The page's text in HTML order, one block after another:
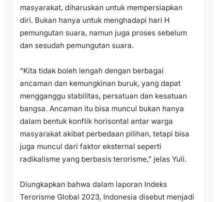
masyarakat, diharuskan untuk mempersiapkan
diri. Bukan hanya untuk menghadapi hari H
pemungutan suara, namun juga proses sebelum
dan sesudah pemungutan suara.
“Kita tidak boleh lengah dengan berbagai
ancaman dan kemungkinan buruk, yang dapat
mengganggu stabilitas, persatuan dan kesatuan
bangsa. Ancaman itu bisa muncul bukan hanya
dalam bentuk konflik horisontal antar warga
masyarakat akibat perbedaan pilihan, tetapi bisa
juga muncul dari faktor eksternal seperti
radikalisme yang berbasis terorisme,” jelas Yuli.
Diungkapkan bahwa dalam laporan Indeks
Terorisme Global 2023, Indonesia disebut menjadi